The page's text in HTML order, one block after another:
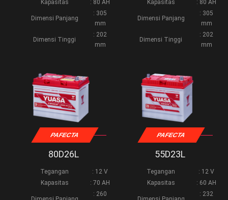
Kapasitas
: 80 AH
Dimensi Panjang
: 305
mm
Dimensi Tinggi
: 202
mm
Kapasitas
: 80 AH
Dimensi Panjang
: 305
mm
Dimensi Tinggi
: 202
mm
PAFECTA
80D26L
Tegangan
: 12 V
Kapasitas
: 70 AH
: 260
PAFECTA
55D23L
Tegangan
: 12 V
Kapasitas
: 60 AH
: 232